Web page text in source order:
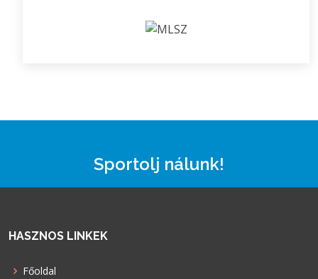
Sportolj nálunk!
HASZNOS LINKEK
Főoldal